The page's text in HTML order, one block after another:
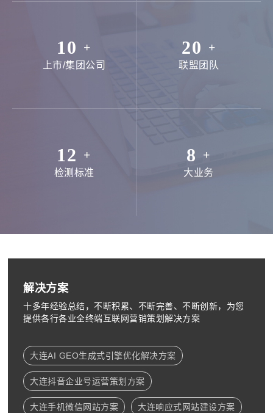
10 +
上市/集团公司
20 +
联盟团队
12 +
检测标准
8 +
大业务
解决方案
十多年经验总结，不断积累、不断完善、不断创新，为您
提供各行各业全终端互联网营销策划解决方案
大连AI GEO生成式引擎优化解决方案
大连抖音企业号运营策划方案
大连手机微信网站方案 大连响应式网站建设方案